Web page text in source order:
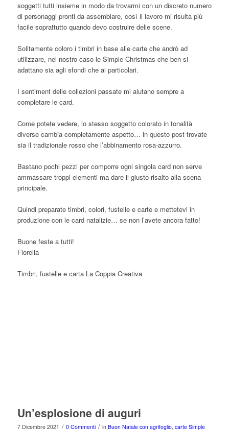
soggetti tutti insieme in modo da trovarmi con un discreto numero
di personaggi pronti da assemblare, così il lavoro mi risulta più
facile soprattutto quando devo costruire delle scene.
Solitamente coloro i timbri in base alle carte che andrò ad
utilizzare, nel nostro caso le Simple Christmas che ben si
adattano sia agli sfondi che ai particolari.
I sentiment delle collezioni passate mi aiutano sempre a
completare le card.
Come potete vedere, lo stesso soggetto colorato in tonalità
diverse cambia completamente aspetto… in questo post trovate
sia il tradizionale rosso che l’abbinamento rosa-azzurro.
Bastano pochi pezzi per comporre ogni singola card non serve
ammassare troppi elementi ma dare il giusto risalto alla scena
principale.
Quindi preparate timbri, colori, fustelle e carte e mettetevi in
produzione con le card natalizie… se non l’avete ancora fatto!
Buone feste a tutti!
Fiorella
Timbri, fustelle e carta La Coppia Creativa
Un’esplosione di auguri
7 Dicembre 2021 / 0 Commenti / in Buon Natale con agrifoglio, carte Simple